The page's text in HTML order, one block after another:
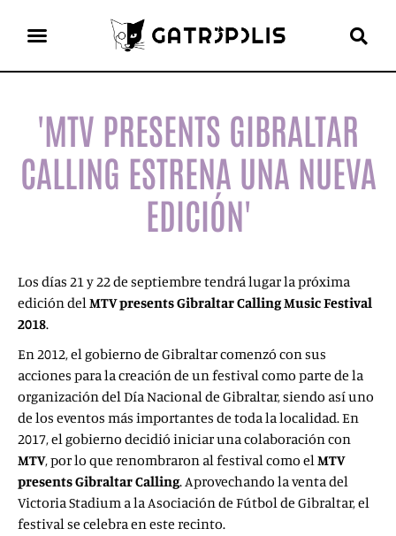
'MTV PRESENTS GIBRALTAR
CALLING ESTRENA UNA NUEVA
EDICIÓN'
Los días 21 y 22 de septiembre tendrá lugar la próxima
edición delMTV presents Gibraltar Calling Music Festival
2018.
En 2012, el gobierno de Gibraltar comenzó con sus
acciones para la creación de un festival como parte de la
organización del Día Nacional de Gibraltar, siendo así uno
de los eventos más importantes de toda la localidad. En
2017, el gobierno decidió iniciar una colaboración con
MTV, por lo que renombraron al festival como elMTV
presents Gibraltar Calling. Aprovechando la venta del
Victoria Stadium a la Asociación de Fútbol de Gibraltar, el
festival se celebra en este recinto.